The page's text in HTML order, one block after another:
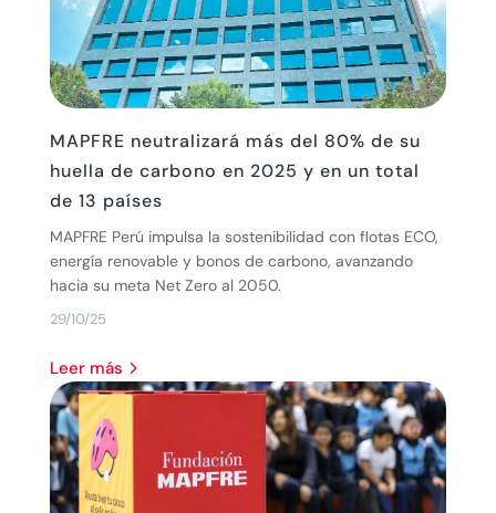
MAPFRE neutralizará más del 80% de su
huella de carbono en 2025 y en un total
de 13 países
29/10/25
MAPFRE Perú impulsa la sostenibilidad con flotas ECO,
energía renovable y bonos de carbono, avanzando
hacia su meta Net Zero al 2050.
leer más